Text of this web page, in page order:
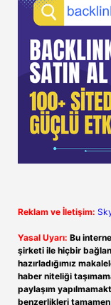
Reklam ve İletişim:
Yasal Uyarı: Bu
şirketi ile hiçbir
hazırladığımız
haber niteliği
paylaşım
benzerlikleri